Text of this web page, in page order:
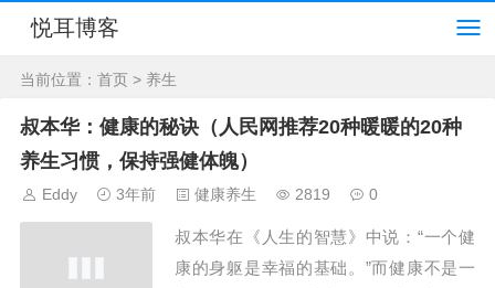
悦耳博客
当前位置： 首页 > 养生
叔本华：健康的秘诀（人民网推荐20种暖暖的20种
养生习惯，保持强健体魄）
Eddy 3年前 健康养生 2819 0
叔本华在《人生的智慧》中说：“一个健
康的身躯是幸福的基础。”而健康不是一